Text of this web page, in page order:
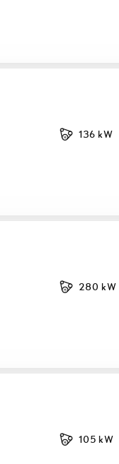
136 kW
280 kW
105 kW